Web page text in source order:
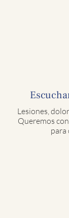
Lesiones,
Queremos
para